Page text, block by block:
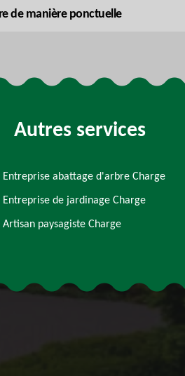
de manière ponctuelle
Autres services
Entreprise abattage d'arbre Charge
Entreprise de jardinage Charge
Artisan paysagiste Charge